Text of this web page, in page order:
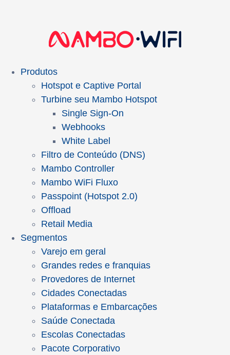
Produtos
Hotspot e Captive Portal
Turbine seu Mambo Hotspot
Single Sign-On
Webhooks
White Label
Filtro de Conteúdo (DNS)
Mambo Controller
Mambo WiFi Fluxo
Passpoint (Hotspot 2.0)
Offload
Retail Media
Segmentos
Varejo em geral
Grandes redes e franquias
Provedores de Internet
Cidades Conectadas
Plataformas e Embarcações
Saúde Conectada
Escolas Conectadas
Pacote Corporativo